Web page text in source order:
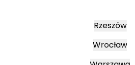
Rzeszów
Wrocław